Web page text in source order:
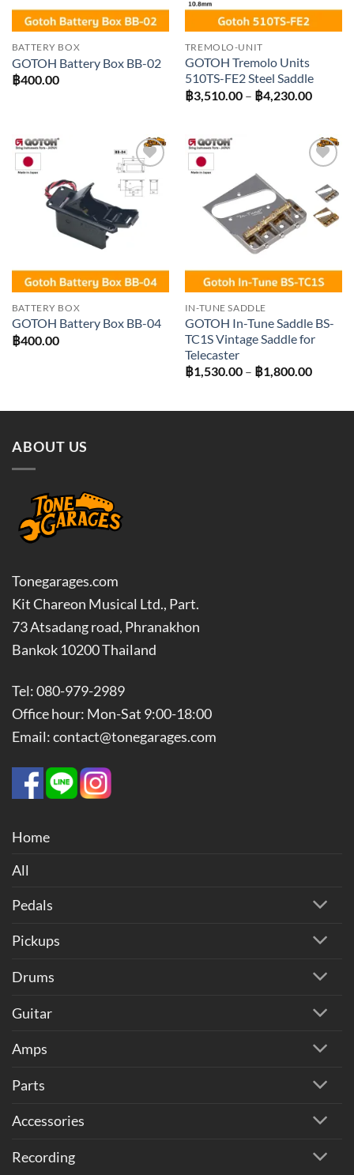
BATTERY BOX
GOTOH Battery Box BB-02
฿400.00
TREMOLO-UNIT
GOTOH Tremolo Units
510TS-FE2 Steel Saddle
฿3,510.00 – ฿4,230.00Price
฿
Add to
wishlist
BATTERY BOX
GOTOH Battery Box BB-04
฿400.00
wishlist
IN-TUNE SADDLE
GOTOH In-Tune Saddle BS-
TC1S Vintage Saddle for
Telecaster
฿1,530.00 – ฿1,800.00Price
ABOUT US
Tonegarages.com
Kit Chareon Musical Ltd., Part.
73 Atsadang road, Phranakhon
Bankok 10200 Thailand
Tel: 080-979-2989
Office hour: Mon-Sat 9:00-18:00
Email: contact@tonegarages.com
Home
All
Pedals
Pickups
Drums
Guitar
Amps
Parts
Accessories
Recording